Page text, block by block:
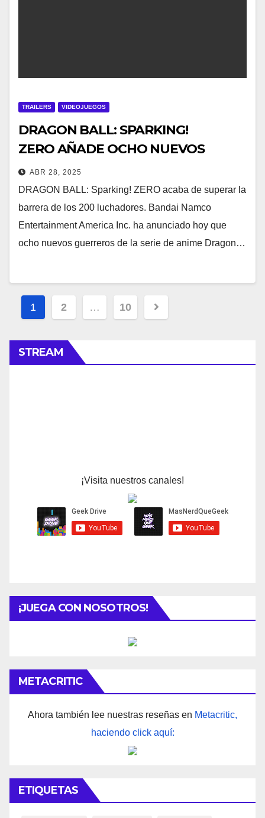
TRAILERS VIDEOJUEGOS
DRAGON BALL: SPARKING!
ZERO AÑADE OCHO NUEVOS
PERSONAJES JUGABLES DE
DRAGON BALL DAIMA
ABR 28, 2025
DRAGON BALL: Sparking! ZERO acaba de superar la
barrera de los 200 luchadores. Bandai Namco
Entertainment America Inc. ha anunciado hoy que
ocho nuevos guerreros de la serie de anime Dragon…
Navegación
entradas
1 2 … 10
STREAM
¡Visita nuestros canales!
¡JUEGA CON NOSOTROS!
METACRITIC
Ahora también lee nuestras reseñas en Metacritic,
haciendo click aquí:
ETIQUETAS